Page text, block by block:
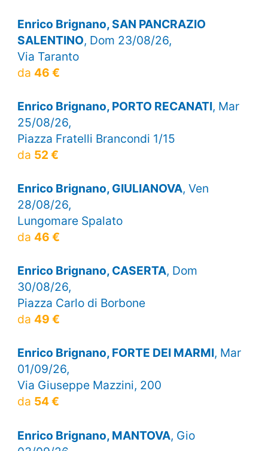
Enrico Brignano, SAN PANCRAZIO
SALENTINO, Dom 23/08/26,
Via Taranto
da 46 €
Enrico Brignano, PORTO RECANATI, Mar
25/08/26,
Piazza Fratelli Brancondi 1/15
da 52 €
Enrico Brignano, GIULIANOVA, Ven
28/08/26,
Lungomare Spalato
da 46 €
Enrico Brignano, CASERTA, Dom
30/08/26,
Piazza Carlo di Borbone
da 49 €
Enrico Brignano, FORTE DEI MARMI, Mar
01/09/26,
Via Giuseppe Mazzini, 200
da 54 €
Enrico Brignano, MANTOVA, Gio